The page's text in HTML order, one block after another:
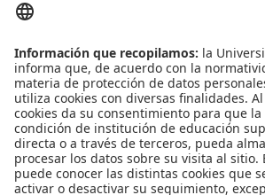
<< Volver